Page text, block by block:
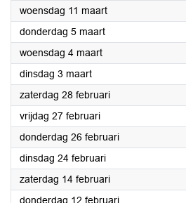
woensdag 11 maart2026
donderdag 5 maart2026
woensdag 4 maart2026
dinsdag 3 maart2026
zaterdag 28 februari2026
vrijdag 27 februari2026
donderdag 26 februari2026
dinsdag 24 februari2026
zaterdag 14 februari2026
donderdag 12 februari2026